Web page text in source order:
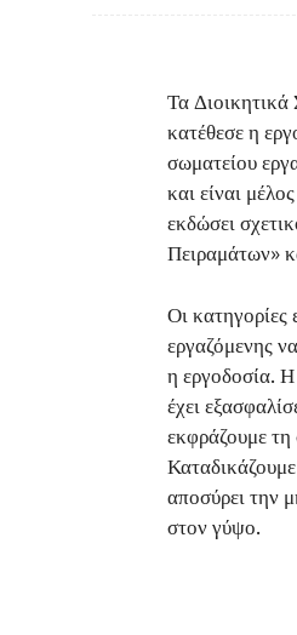
Τα
κατέθεσε η
σωματείου
και είναι
εκδώσει
Πειραμάτων»
Οι κατηγορίες
εργαζόμενης
η εργοδοσία.
έχει
εκφράζουμε
αποσύρει την
στον γύψο.